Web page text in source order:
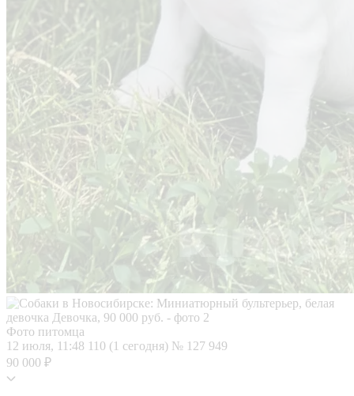
Фото питомца
12 июля, 11:48 110 (1 сегодня) № 127 949
90 000 ₽